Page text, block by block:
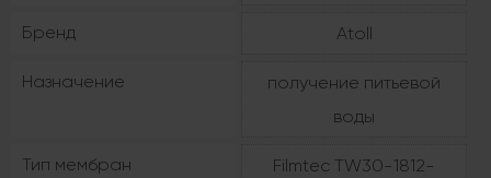
Бренд Atoll
Назначение
получение питьевой
воды
Тип мембран
Filmtec TW30-1812-